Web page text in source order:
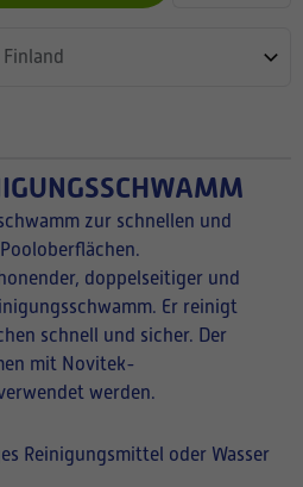
zur schnellen und
doppelseitiger und
Er reinigt
schnell und sicher. Der
mit Novitek-
werden.
Reinigungsmittel oder Wasser